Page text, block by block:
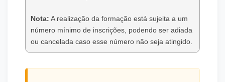
Nota: A realização da formação está sujeita a um
número mínimo de inscrições, podendo ser adiada
ou cancelada caso esse número não seja atingido.